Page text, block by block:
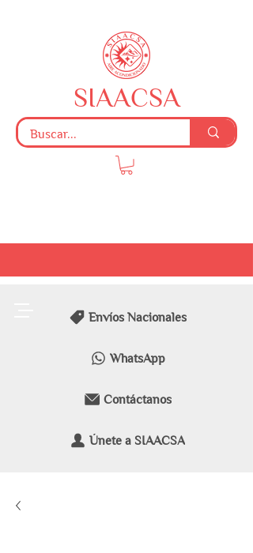
Envíos Nacionales
WhatsApp
Contáctanos
Únete a SIAACSA
SIAACSA